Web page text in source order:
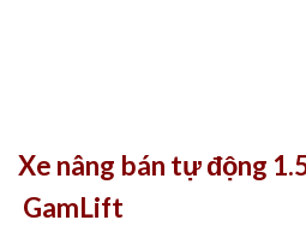
Xe nâng bán tự động
GamLift